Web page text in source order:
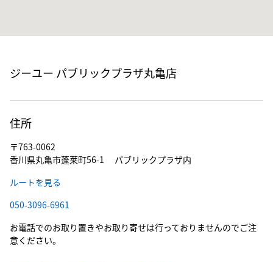
ジーユー パブリックプラザ丸亀店
住所
〒763-0062
香川県丸亀市蓬莱町56-1 パブリックプラザ内
ルートを見る
050-3096-6961
お電話でのお取り置きやお取り寄せは行っておりませんのでご注
意ください。